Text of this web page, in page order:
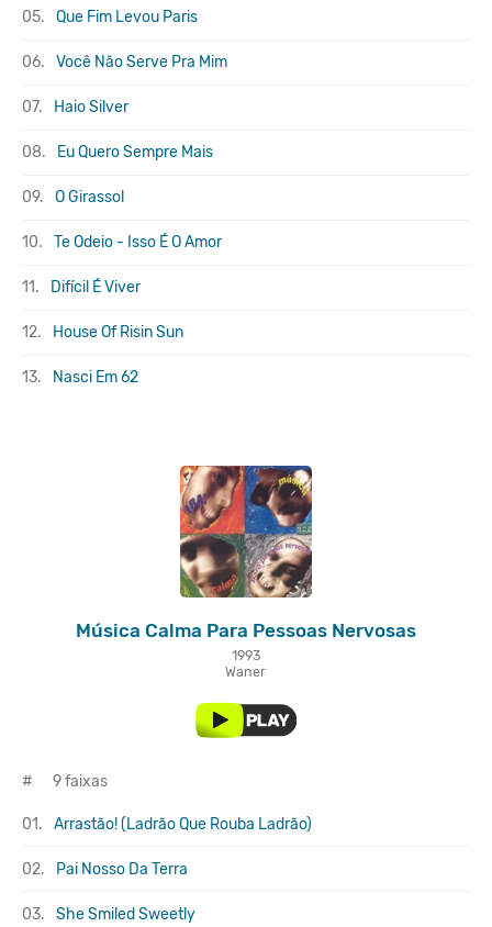
05. Que Fim Levou Paris
06. Você Não Serve Pra Mim
07. Haio Silver
08. Eu Quero Sempre Mais
09. O Girassol
10. Te Odeio - Isso É O Amor
11. Difícil É Viver
12. House Of Risin Sun
13. Nasci Em 62
Música Calma Para Pessoas Nervosas
1993
Waner
# 9 faixas
01. Arrastão! (Ladrão Que Rouba Ladrão)
02. Pai Nosso Da Terra
03. She Smiled Sweetly